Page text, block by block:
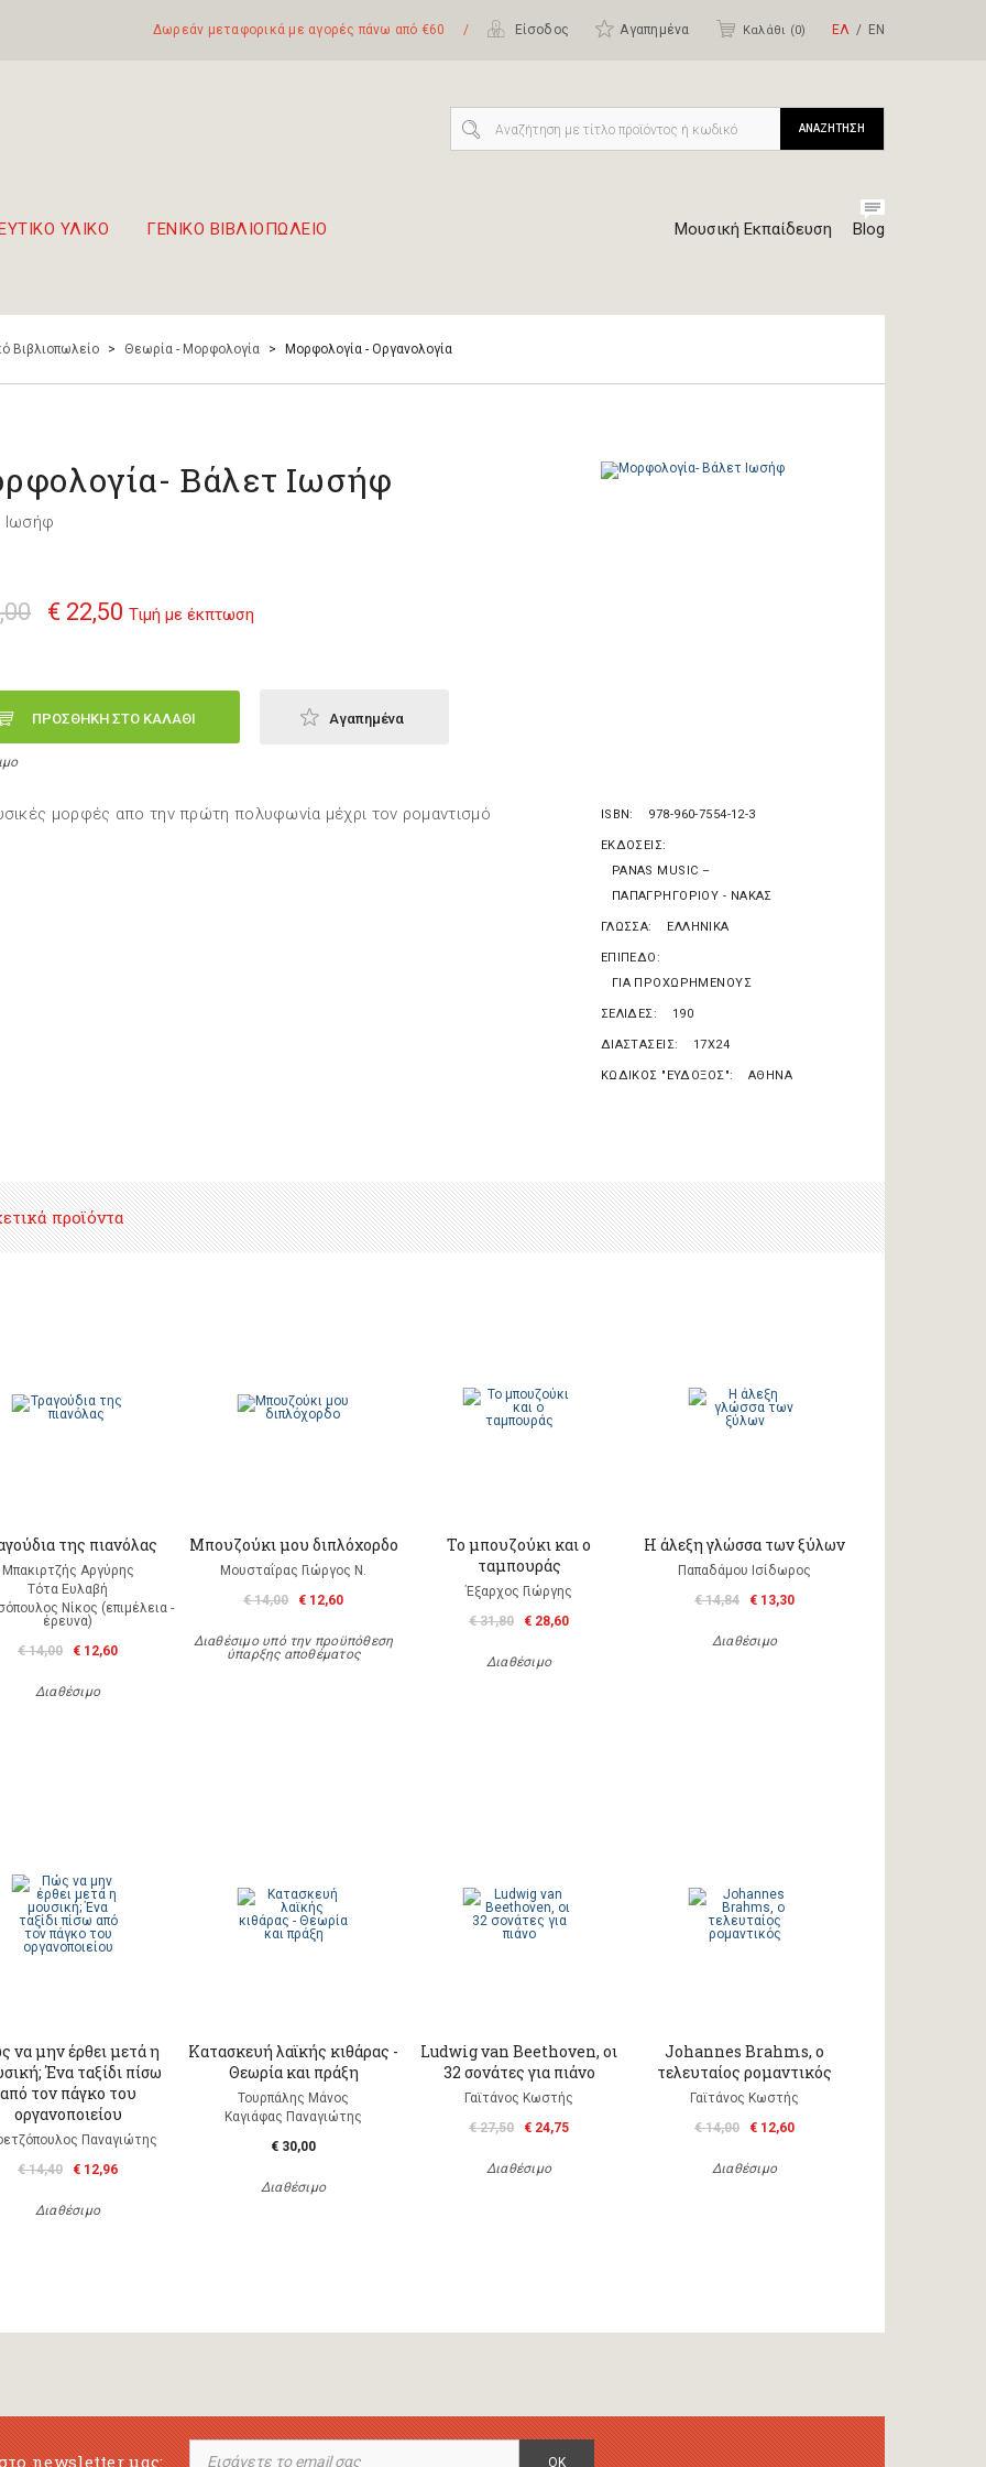
Δωρεάν μεταφορικά με αγορές πάνω από €60 / Είσοδος Αγαπημένα Καλάθι (0) ΕΛ ΕΝ
ΥΛΙΚΟ ΓΕΝΙΚΟ ΒΙΒΛΙΟΠΩΛΕΙΟ Μουσική Εκπαίδευση Blog
ΑΝΑΖΗΤΗΣΗ
Βιβλιοπωλείο > Θεωρία - Μορφολογία > Μορφολογία - Οργανολογία
Βάλετ Ιωσήφ
Ιωσήφ
€ 22,50 Τιμή με έκπτωση
ΠΡΟΣΘΗΚΗ ΣΤΟ ΚΑΛΑΘΙ Αγαπημένα
μορφές απο την πρώτη πολυφωνία μέχρι τον ρομαντισμό ISBN 978-960-7554-12-3
ΕΚΔΟΣΕΙΣ
PANAS MUSIC –
ΠΑΠΑΓΡΗΓΟΡΙΟΥ - ΝΑΚΑΣ
ΓΛΩΣΣΑ ΕΛΛΗΝΙΚΑ
ΕΠΙΠΕΔΟ
ΓΙΑ ΠΡΟΧΩΡΗΜΕΝΟΥΣ
ΣΕΛΙΔΕΣ 190
ΔΙΑΣΤΑΣΕΙΣ 17X24
ΚΩΔΙΚΟΣ "ΕΥΔΟΞΟΣ" ΑΘΗΝΑ
προϊόντα
της πιανόλας
Μπακιρτζής Αργύρης
Τότα Ευλαβή
Νίκος (επιμέλεια -
έρευνα)
€ 14,00
€ 12,60
Διαθέσιμο
Μπουζούκι μου διπλόχορδο
Μουσταΐρας Γιώργος Ν.
€ 14,00
€ 12,60
Διαθέσιμο υπό την προϋπόθεση
ύπαρξης αποθέματος
Το μπουζούκι και ο
ταμπουράς
Έξαρχος Γιώργης
€ 31,80
€ 28,60
Διαθέσιμο
Η άλεξη γλώσσα των ξύλων
Παπαδάμου Ισίδωρος
€ 14,84
€ 13,30
Διαθέσιμο
να μην έρθει μετά η
Ένα ταξίδι πίσω
από τον πάγκο του
οργανοποιείου
Παναγιώτης
€ 14,40
€ 12,96
Διαθέσιμο
Κατασκευή λαϊκής κιθάρας -
Θεωρία και πράξη
Τουρπάλης Μάνος
Καγιάφας Παναγιώτης
€ 30,00
Διαθέσιμο
Ludwig van Beethoven, oι
32 σονάτες για πιάνο
Γαϊτάνος Κωστής
€ 27,50
€ 24,75
Διαθέσιμο
Johannes Brahms, o
τελευταίος ρομαντικός
Γαϊτάνος Κωστής
€ 14,00
€ 12,60
Διαθέσιμο
newsletter μας: OK